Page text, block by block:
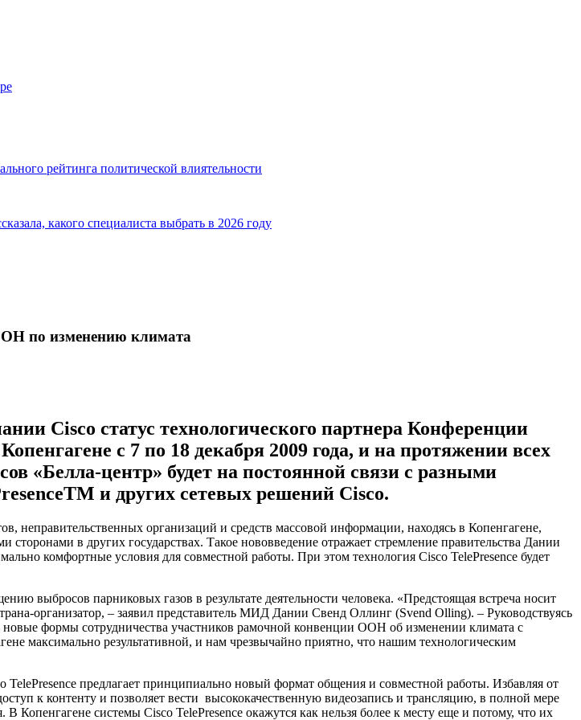
рейтинга политической влиятельности
какого специалиста выбрать в 2026 году
по изменению климата
Cisco статус технологического партнера Конференции
с 7 по 18 декабря 2009 года, и на протяжении всех
«Белла-центр» будет на постоянной связи с разными
и других сетевых решений Cisco.
неправительственных организаций и средств массовой информации, находясь в Копенгагене,
в других государствах. Такое нововведение отражает стремление правительства Дании
комфортные условия для совместной работы. При этом технология Cisco TelePresence будет
выбросов парниковых газов в результате деятельности человека. «Предстоящая встреча носит
организатор, – заявил представитель МИД Дании Свенд Оллинг (Svend Olling). – Руководствуясь
формы сотрудничества участников рамочной конвенции ООН об изменении климата с
максимально результативной, и нам чрезвычайно приятно, что нашим технологическим
TelePresence предлагает принципиально новый формат общения и совместной работы. Избавляя от
к контенту и позволяет вести высококачественную видеозапись и трансляцию, в полной мере
Копенгагене системы Cisco TelePresence окажутся как нельзя более к месту еще и потому, что их